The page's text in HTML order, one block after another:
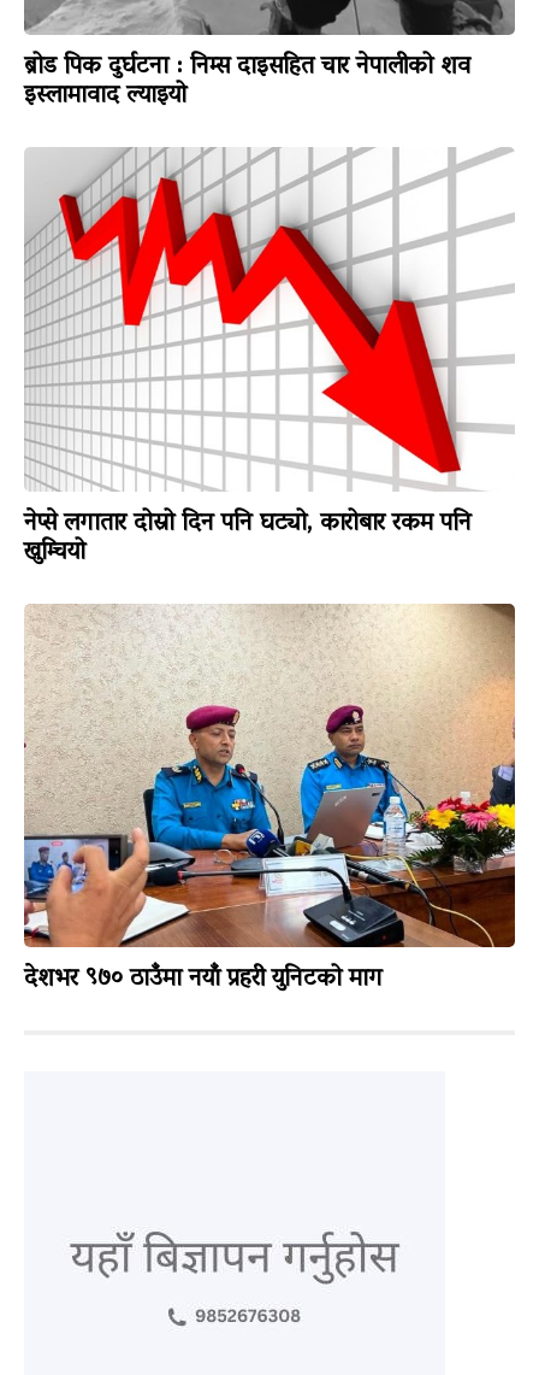
ब्रोड पिक दुर्घटना : निम्स दाइसहित चार नेपालीको शव
इस्लामावाद ल्याइयो
नेप्से लगातार दोस्रो दिन पनि घट्यो, कारोबार रकम पनि
खुम्चियो
देशभर ९७० ठाउँमा नयाँ प्रहरी युनिटको माग